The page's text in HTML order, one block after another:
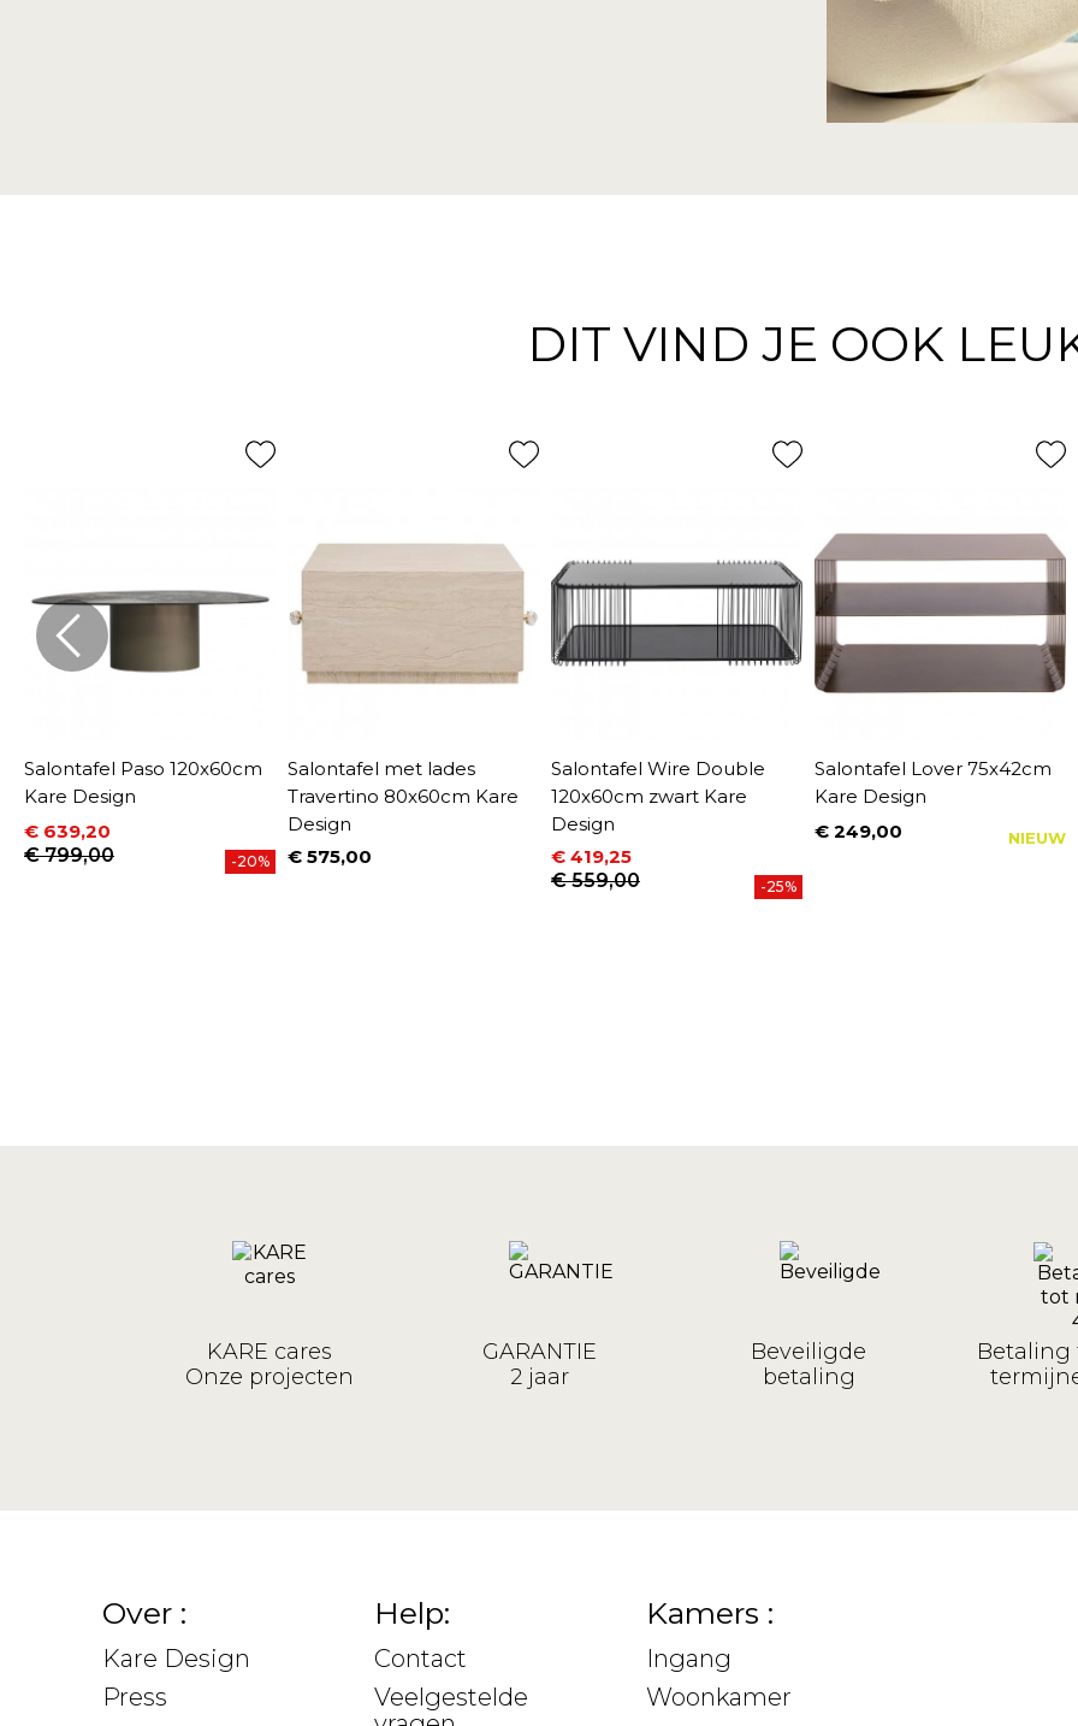
DIT VIND JE OOK
Salontafel Paso 120x60cm
Kare Design
Prijs
€ 639,20
Normale prijs
€ 799,00 -20%
Salontafel met lades
Travertino 80x60cm Kare
Design
Prijs
€ 575,00
Salontafel Wire Double
120x60cm zwart Kare
Design
Prijs
€ 419,25
Normale prijs
€ 559,00 -25%
Salontafel Lover 75x42cm
Kare Design
Prijs
€ 249,00 NIEUW
KARE cares
Onze projecten
GARANTIE
2 jaar
Beveiligde
betaling
Betaling
Over :
Kare Design
Press
Help:
Contact
Veelgestelde
Kamers :
Ingang
Woonkamer